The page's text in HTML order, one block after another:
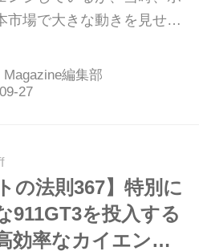
市場で大きな動きを見せて
ダンの積極的な投入だ。
誌はエステートやSUV
振り返ってみよう。（以下
、Motor Magazine 2007年
）
Magazine編集部
の法則367】特別に
911GT3を投入する
効率なカイエンハ